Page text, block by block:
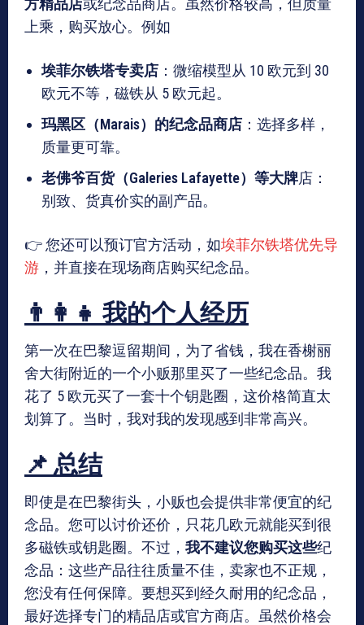
方精品店或纪念品商店。虽然价格较高，但质量
上乘，购买放心。例如
埃菲尔铁塔专卖店 ：微缩模型从 10 欧元到 30
欧元不等，磁铁从 5 欧元起。
玛黑区（Marais）的纪念品商店 ：选择多样，
质量更可靠。
老佛爷百货（Galeries Lafayette）等大牌店：
别致、货真价实的副产品。
👉 您还可以预订官方活动，如埃菲尔铁塔优先导
游 ，并直接在现场商店购买纪念品。
👨‍👩‍👧 我的个人经历
第一次在巴黎逗留期间，为了省钱，我在香榭丽
舍大街附近的一个小贩那里买了一些纪念品。我
花了 5 欧元买了一套十个钥匙圈，这价格简直太
划算了。当时，我对我的发现感到非常高兴。
📌 总结
即使是在巴黎街头，小贩也会提供非常便宜的纪
念品。您可以讨价还价，只花几欧元就能买到很
多磁铁或钥匙圈。不过， 我不建议您购买这些纪
念品：这些产品往往质量不佳，卖家也不正规，
您没有任何保障。要想买到经久耐用的纪念品，
最好选择专门的精品店或官方商店。虽然价格会